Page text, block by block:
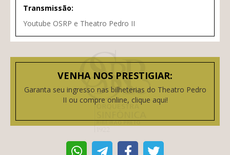
Transmissão:
Youtube OSRP e Theatro Pedro II
VENHA NOS PRESTIGIAR:
Garanta seu ingresso nas bilheterias do Theatro Pedro
II ou compre online, clique aqui!